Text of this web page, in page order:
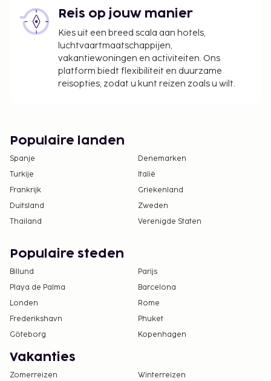
Reis op jouw manier
Kies uit een breed scala aan hotels,
luchtvaartmaatschappijen,
vakantiewoningen en activiteiten. Ons
platform biedt flexibiliteit en duurzame
reisopties, zodat u kunt reizen zoals u wilt.
Populaire landen
Spanje
Denemarken
Turkije
Italië
Frankrijk
Griekenland
Duitsland
Zweden
Thailand
Verenigde Staten
Populaire steden
Billund
Parijs
Playa de Palma
Barcelona
Londen
Rome
Frederikshavn
Phuket
Göteborg
Kopenhagen
Vakanties
Zomerreizen
Winterreizen